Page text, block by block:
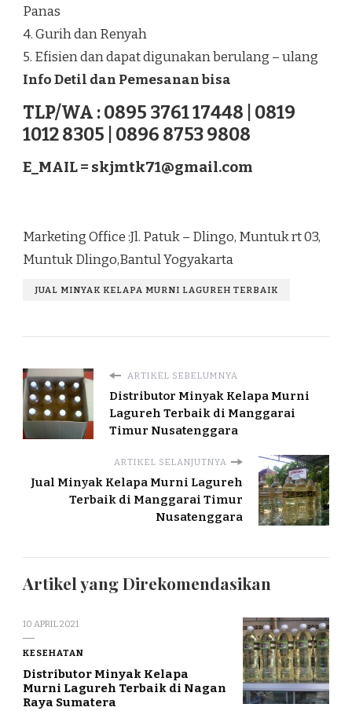
Panas
4. Gurih dan Renyah
5. Efisien dan dapat digunakan berulang – ulang
Info Detil dan Pemesanan bisa
TLP/WA : 0895 3761 17448 | 0819
1012 8305 | 0896 8753 9808
E_MAIL = skjmtk71@gmail.com
Marketing Office :Jl. Patuk – Dlingo, Muntuk rt 03,
Muntuk Dlingo,Bantul Yogyakarta
JUAL MINYAK KELAPA MURNI LAGUREH TERBAIK
ARTIKEL SEBELUMNYA
Distributor Minyak Kelapa Murni
Lagureh Terbaik di Manggarai
Timur Nusatenggara
ARTIKEL SELANJUTNYA
Jual Minyak Kelapa Murni Lagureh
Terbaik di Manggarai Timur
Nusatenggara
Artikel yang Direkomendasikan
10 APRIL 2021
KESEHATAN
Distributor Minyak Kelapa
Murni Lagureh Terbaik di Nagan
Raya Sumatera